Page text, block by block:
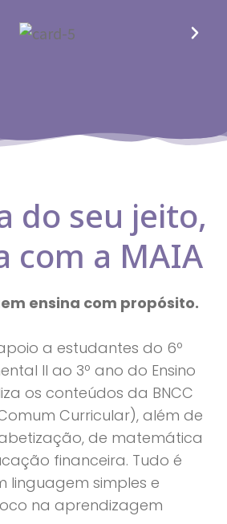
do seu jeito,
com a MAIA
ensina com propósito.
a estudantes do 6º
II ao 3º ano do Ensino
os conteúdos da BNCC
Curricular), além de
de matemática
financeira. Tudo é
linguagem simples e
na aprendizagem